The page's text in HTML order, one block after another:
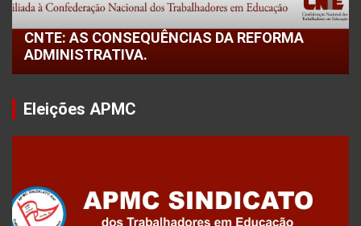
CNTE: AS CONSEQUÊNCIAS DA REFORMA
ADMINISTRATIVA.
Eleições APMC